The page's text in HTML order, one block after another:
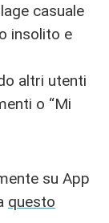
casuale
insolito e
altri utenti
o “Mi
su App
questo